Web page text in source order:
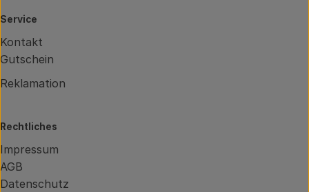
Service
Kontakt
Gutschein
Reklamation
Rechtliches
Impressum
AGB
Datenschutz